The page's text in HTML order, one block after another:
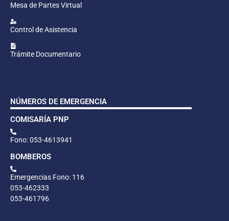
Mesa de Partes Virtual
Control de Asistencia
Trámite Documentario
NÚMEROS DE EMERGENCIA
COMISARÍA PNP
Fono: 053-4613941
BOMBEROS
Emergencias Fono: 116
053-462333
053-461796